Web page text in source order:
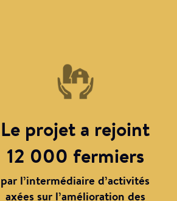
Le projet a rejoint
12 000 fermiers
par l’intermédiaire d’activités
axées sur l’amélioration des